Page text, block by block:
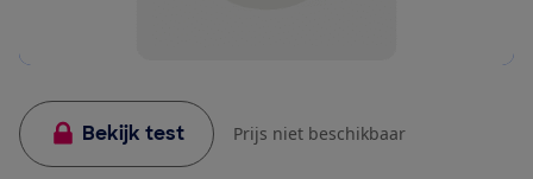
Bekijk test Prijs niet beschikbaar